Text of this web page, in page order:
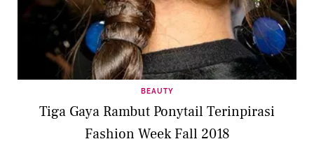
BEAUTY
Tiga Gaya Rambut Ponytail Terinpirasi
Fashion Week Fall 2018